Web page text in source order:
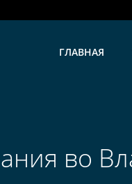
ГЛАВНАЯ
во